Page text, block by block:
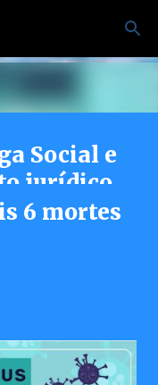
Social e
jurídico
para
6 mortes